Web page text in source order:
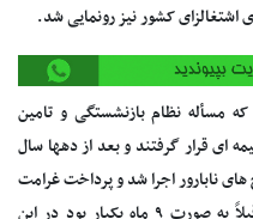
اشتغالزای کشور نیز رونمایی شد.
مسأله نظام بازنشستگی و تامین
قرار گرفتند و بعد از دهها سال
نابارور اجرا شد و پرداخت غرامت